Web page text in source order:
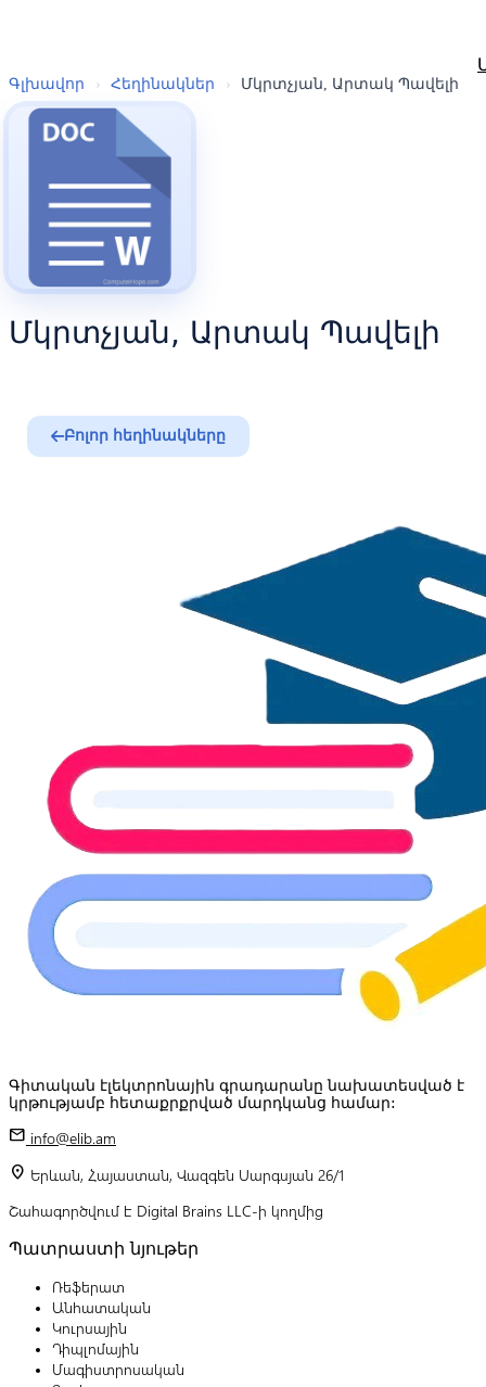
Գլխավոր › Հեղինակներ › Մկրտչյան, Արտակ Պավելի
Մկրտչյան, Արտակ Պավելի
Բոլոր հեղինակները
Գիտական էլեկտրոնային գրադարանը նախատեսված է
կրթությամբ հետաքրքրված մարդկանց համար:
mail info@elib.am
location_on Երևան, Հայաստան, Վազգեն Սարգսյան 26/1
Շահագործվում է Digital Brains LLC-ի կողմից
Պատրաստի նյութեր
Ռեֆերատ
Անհատական
Կուրսային
Դիպլոմային
Մագիստրոսական